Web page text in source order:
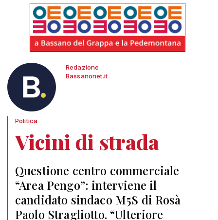
Redazione
Bassanonet.it
Politica
Vicini di strada
Questione centro commerciale
“Area Pengo”: interviene il
candidato sindaco M5S di Rosà
Paolo Stragliotto. “Ulteriore